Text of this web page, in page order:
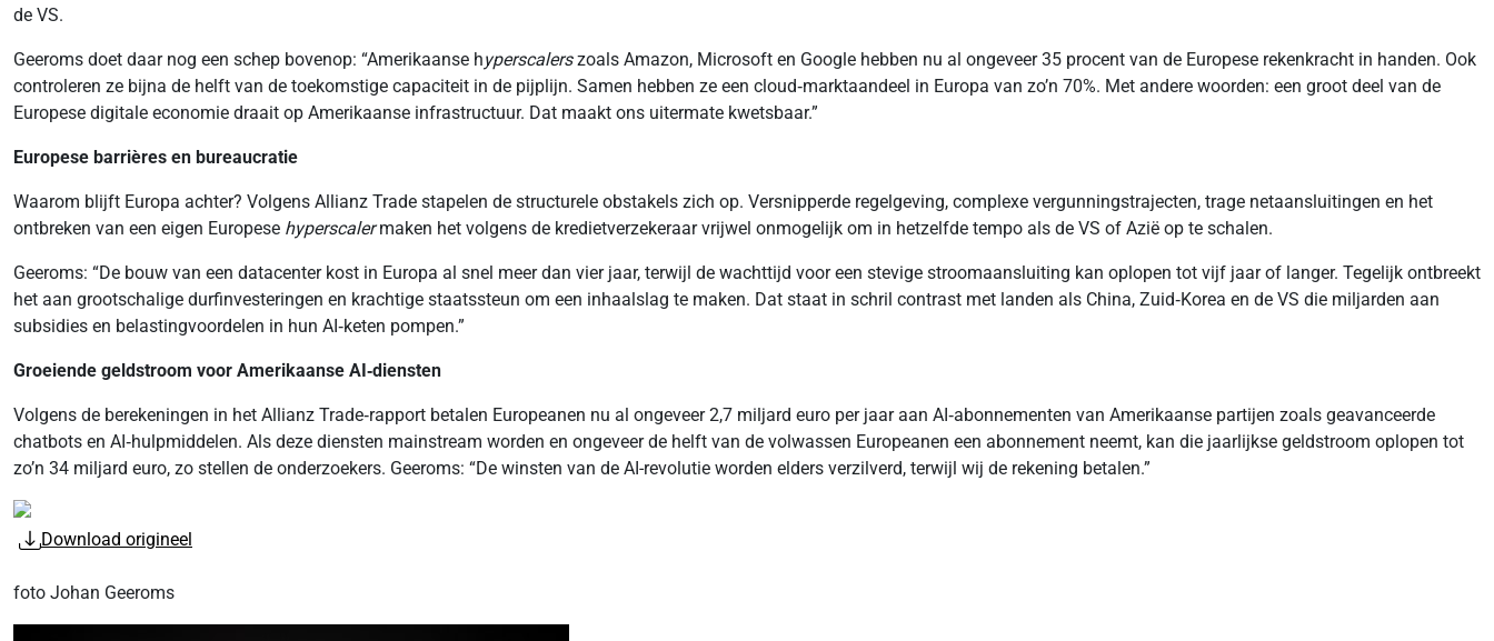
de VS.
Geeroms doet daar nog een schep bovenop: “Amerikaanse hyperscalerszoals Amazon, Microsoft en Google hebben nu al ongeveer 35 procent van de Europese rekenkracht in handen. Ook
controleren ze bijna de helft van de toekomstige capaciteit in de pijplijn. Samen hebben ze een cloud‑marktaandeel in Europa van zo’n 70%. Met andere woorden: een groot deel van de
Europese digitale economie draait op Amerikaanse infrastructuur. Dat maakt ons uitermate kwetsbaar.”
Europese barrières en bureaucratie
Waarom blijft Europa achter? Volgens Allianz Trade stapelen de structurele obstakels zich op. Versnipperde regelgeving, complexe vergunningstrajecten, trage netaansluitingen en het
ontbreken van een eigen Europese hyperscalermaken het volgens de kredietverzekeraar vrijwel onmogelijk om in hetzelfde tempo als de VS of Azië op te schalen.
Geeroms: “De bouw van een datacenter kost in Europa al snel meer dan vier jaar, terwijl de wachttijd voor een stevige stroomaansluiting kan oplopen tot vijf jaar of langer. Tegelijk ontbreekt
het aan grootschalige durfinvesteringen en krachtige staatssteun om een inhaalslag te maken. Dat staat in schril contrast met landen als China, Zuid‑Korea en de VS die miljarden aan
subsidies en belastingvoordelen in hun AI‑keten pompen.”
Groeiende geldstroom voor Amerikaanse AI‑diensten
Volgens de berekeningen in het Allianz Trade‑rapport betalen Europeanen nu al ongeveer 2,7 miljard euro per jaar aan AI‑abonnementen van Amerikaanse partijen zoals geavanceerde
chatbots en AI‑hulpmiddelen. Als deze diensten mainstream worden en ongeveer de helft van de volwassen Europeanen een abonnement neemt, kan die jaarlijkse geldstroom oplopen tot
zo’n 34 miljard euro, zo stellen de onderzoekers. Geeroms: “De winsten van de AI-revolutie worden elders verzilverd, terwijl wij de rekening betalen.”
Download origineel
foto Johan Geeroms